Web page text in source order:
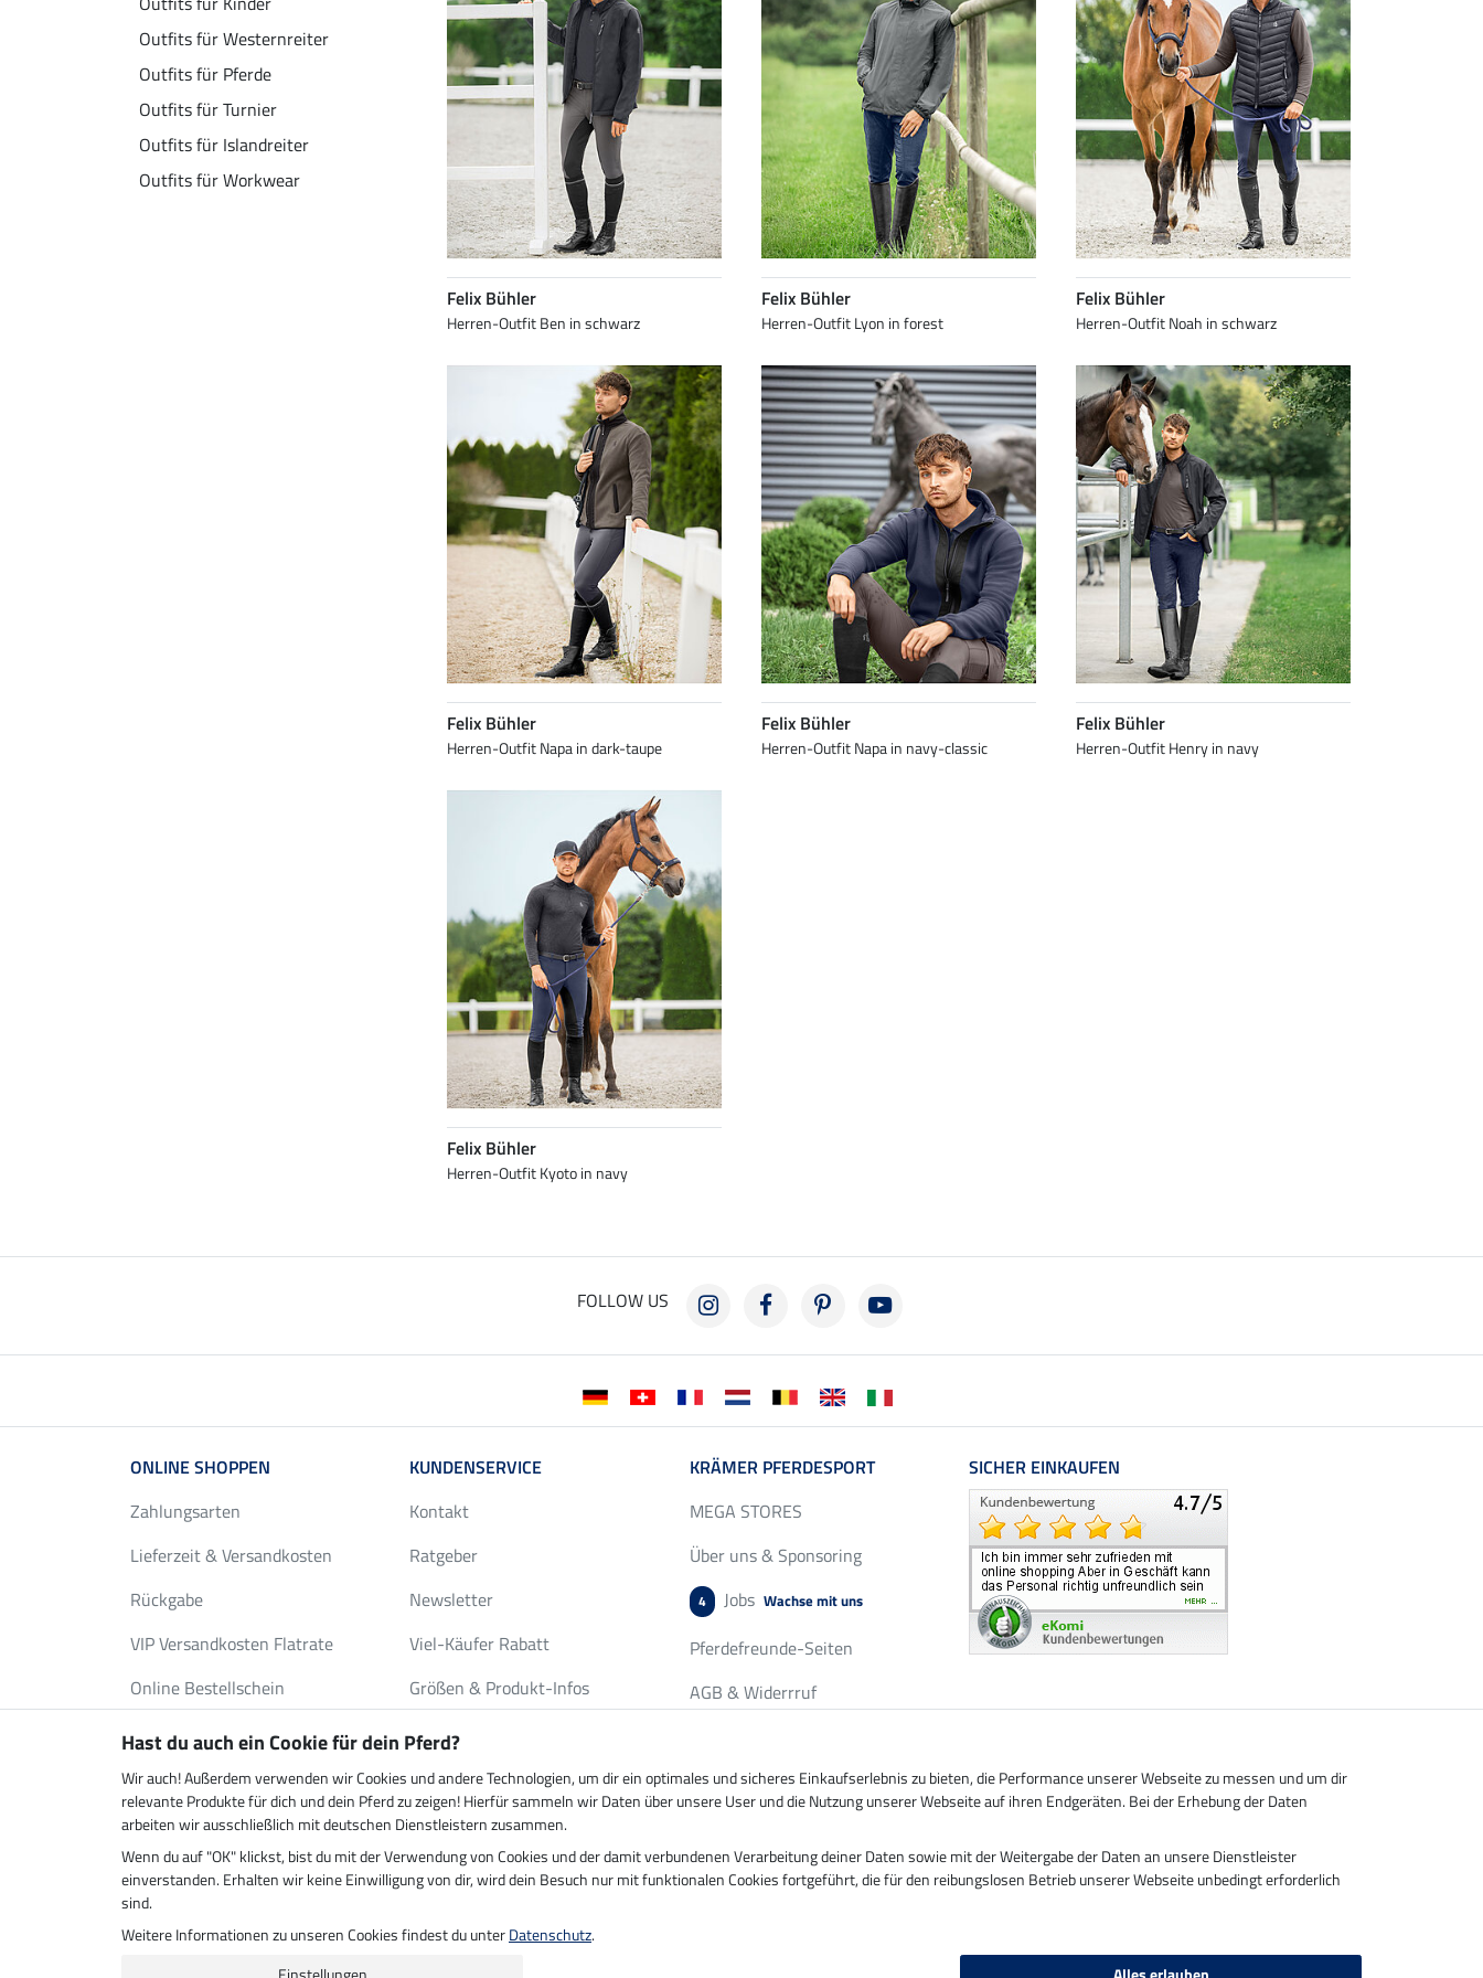
Outfits für Westernreiter
Outfits für Pferde
Outfits für Turnier
Outfits für Islandreiter
Outfits für Workwear
Felix Bühler
Herren-Outfit Ben in schwarz
Felix Bühler
Herren-Outfit Lyon in forest
Felix Bühler
Herren-Outfit Noah in schwarz
Felix Bühler
Herren-Outfit Napa in dark-taupe
Felix Bühler
Herren-Outfit Napa in navy-classic
Felix Bühler
Herren-Outfit Henry in navy
Felix Bühler
Herren-Outfit Kyoto in navy
FOLLOW US
ONLINE SHOPPEN
Zahlungsarten
Lieferzeit & Versandkosten
Rückgabe
VIP Versandkosten Flatrate
Online Bestellschein
Gutscheine
FAQ
KUNDENSERVICE
Kontakt
Ratgeber
Newsletter
Viel-Käufer Rabatt
Größen & Produkt-Infos
Deckenwaschservice
Katalog anfordern
KRÄMER PFERDESPORT
MEGA STORES
Über uns & Sponsoring
4 Jobs Wachse mit uns
Pferdefreunde-Seiten
AGB & Widerrruf
Impressum
SICHER EINKAUFEN
Klimaneutraler Shop Zustellung durch Sicher bezahlen mit
Rechnung
Hast du auch ein Cookie für dein Pferd?
Wir auch! Außerdem verwenden wir Cookies und andere Technologien, um dir ein optimales und sicheres Einkaufserlebnis zu bieten, die Performance unserer Webseite zu messen und um dir
relevante Produkte für dich und dein Pferd zu zeigen! Hierfür sammeln wir Daten über unsere User und die Nutzung unserer Webseite auf ihren Endgeräten. Bei der Erhebung der Daten
arbeiten wir ausschließlich mit deutschen Dienstleistern zusammen.
Wenn du auf "OK" klickst, bist du mit der Verwendung von Cookies und der damit verbundenen Verarbeitung deiner Daten sowie mit der Weitergabe der Daten an unsere Dienstleister
einverstanden. Erhalten wir keine Einwilligung von dir, wird dein Besuch nur mit funktionalen Cookies fortgeführt, die für den reibungslosen Betrieb unserer Webseite unbedingt erforderlich
sind.
Weitere Informationen zu unseren Cookies findest du unterDatenschutz.